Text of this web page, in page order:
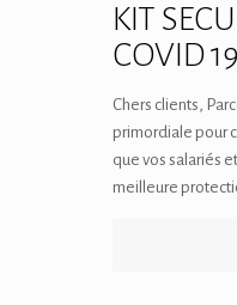
KIT
COVID 19
Chers clients,
primordiale pour
que vos salariés
meilleure